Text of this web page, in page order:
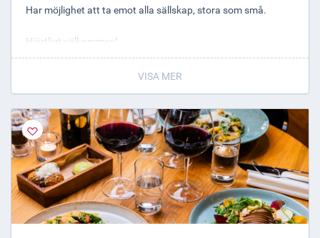
Har möjlighet att ta emot alla sällskap, stora som små.
Hjärtligt välkommen!
VISA MER